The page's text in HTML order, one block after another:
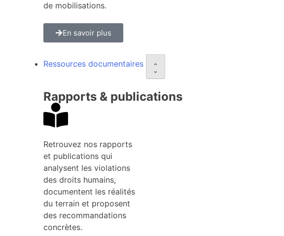
de mobilisations.
En savoir plus
Ressources documentaires
Rapports & publications
Retrouvez nos rapports
et publications qui
analysent les violations
des droits humains,
documentent les réalités
du terrain et proposent
des recommandations
concrètes.